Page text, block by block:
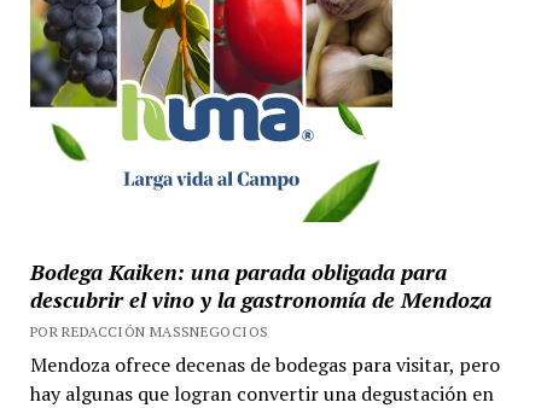
Bodega Kaiken: una parada obligada para
descubrir el vino y la gastronomía de Mendoza
POR REDACCIÓN MASSNEGOCIOS
Mendoza ofrece decenas de bodegas para visitar, pero
hay algunas que logran convertir una degustación en